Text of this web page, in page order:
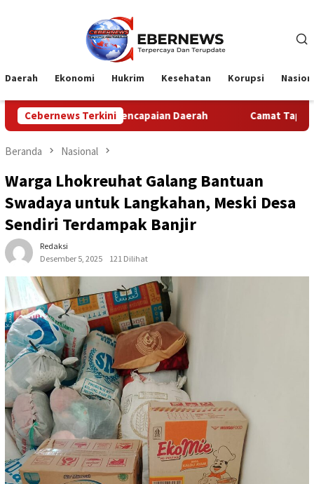
Daerah Ekonomi Hukrim Kesehatan Korupsi
Cebernews Terkini
Pencapaian Daerah Camat Tapung Hilir Menjadi
Beranda Nasional
Warga Lhokreuhat Galang Bantuan
Swadaya untuk Langkahan, Meski Desa
Sendiri Terdampak Banjir
Redaksi
Desember 5, 2025
121 Dilihat